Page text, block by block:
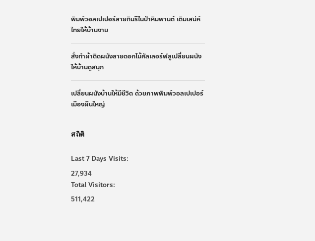
พิมพ์วอลเปเปอร์ลายกินรีในป่าหิมพานต์ เติมเสน่ห์
ไทยให้บ้านงาม
สั่งทำผ้าติดผนังลายดอกไม้คัลเลอร์ฟลูเปลี่ยนผนัง
ให้บ้านดูสนุก
เปลี่ยนผนังบ้านให้มีชีวิต ด้วยภาพพิมพ์วอลเปเปอร์
เมืองผืนใหญ่
สถิติ
Last 7 Days Visits:
27,934
Total Visitors:
511,422